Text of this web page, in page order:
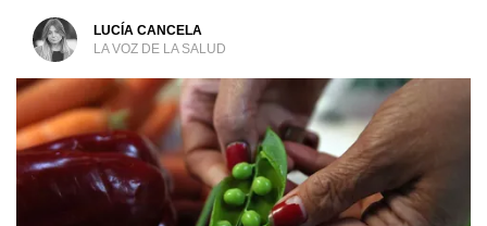
LUCÍA CANCELA
LA VOZ DE LA SALUD